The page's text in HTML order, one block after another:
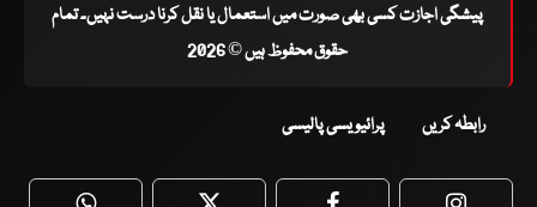
پیشگی اجازت کسی بھی صورت میں استعمال یا نقل کرنا درست نہیں۔ تمام
حقوق محفوظ ہیں © 2026
رابطہ کریں پرائیویسی پالیسی